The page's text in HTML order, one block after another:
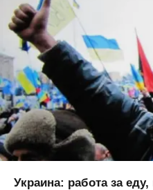
Украина: работа за